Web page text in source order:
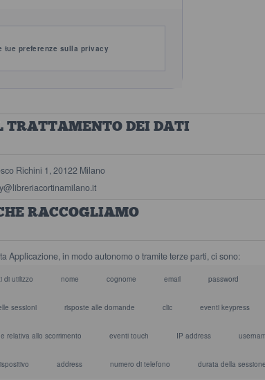
tue preferenze sulla privacy
TRATTAMENTO DEI DATI
Richini 1, 20122 Milano
RACCOGLIAMO
Applicazione, in modo autonomo o tramite terze parti, ci sono:
di utilizzo nome cognome email password
sessioni risposte alle domande clic eventi keypress
relativa allo scorrimento eventi touch IP address
address numero di telefono durata della sessione